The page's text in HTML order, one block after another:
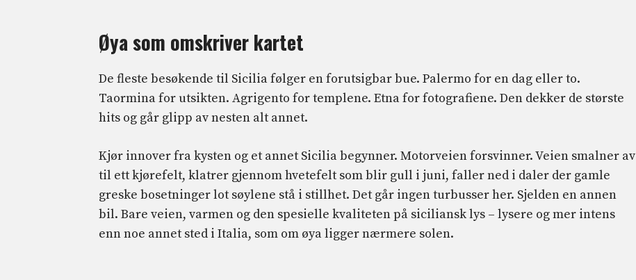
Øya som omskriver kartet
De fleste besøkende til Sicilia følger en forutsigbar bue. Palermo for en dag eller to.
Taormina for utsikten. Agrigento for templene. Etna for fotografiene. Den dekker de største
hits og går glipp av nesten alt annet.
Kjør innover fra kysten og et annet Sicilia begynner. Motorveien forsvinner. Veien smalner av
til ett kjørefelt, klatrer gjennom hvetefelt som blir gull i juni, faller ned i daler der gamle
greske bosetninger lot søylene stå i stillhet. Det går ingen turbusser her. Sjelden en annen
bil. Bare veien, varmen og den spesielle kvaliteten på siciliansk lys – lysere og mer intens
enn noe annet sted i Italia, som om øya ligger nærmere solen.